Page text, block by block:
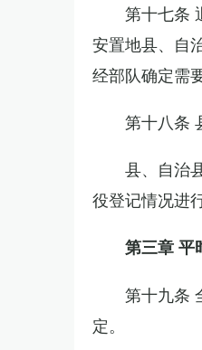
第十七条
安置地县、自
经部队确定需
第十八条
县、自治
役登记情况进
第三章 平
第十九条
定。